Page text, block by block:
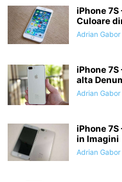
iPhone
Culoare
Adrian Gabor
iPhone
alta
Adrian Gabor
iPhone
in Imagini
Adrian Gabor